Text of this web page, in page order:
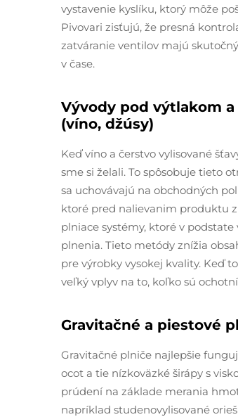
vystavenie kyslíku, ktorý môže
Pivovari zisťujú, že presná
zatváranie ventilov majú
v čase.
Vývody pod výtlakom
(víno, džúsy)
Keď víno a čerstvo vylisované
sme si želali. To spôsobuje tieto
sa uchovávajú na obchodných
ktoré pred nalievanim produktu
plniace systémy, ktoré v
plnenia. Tieto metódy znížia
pre výrobky vysokej kvality. Keď
veľký vplyv na to, koľko sú
Gravitačné a piestové
Gravitačné plniče najlepšie
ocot a tie nízkoväzké širápy s
prúdení na základe merania
napríklad studenovylisované